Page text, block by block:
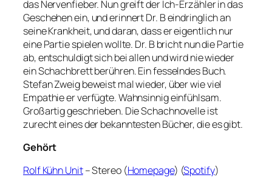
das Nervenfieber. Nun greift der Ich-Erzähler in das
Geschehen ein, und erinnert Dr. B eindringlich an
seine Krankheit, und daran, dass er eigentlich nur
eine Partie spielen wollte. Dr. B bricht nun die Partie
ab, entschuldigt sich bei allen und wird nie wieder
ein Schachbrett berühren. Ein fesselndes Buch.
Stefan Zweig beweist mal wieder, über wie viel
Empathie er verfügte. Wahnsinnig einfühlsam.
Großartig geschrieben. Die Schachnovelle ist
zurecht eines der bekanntesten Bücher, die es gibt.
Gehört
Rolf Kühn Unit– Stereo (Homepage) (Spotify)